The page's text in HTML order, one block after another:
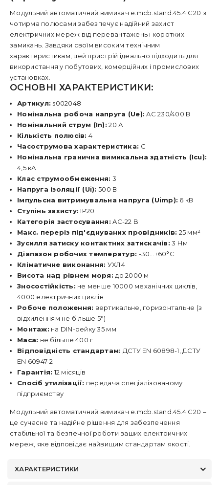
Модульний автоматичний вимикач e.mcb.stand.45.4.C20 з
чотирма полюсами забезпечує надійний захист
електричних мереж від перевантажень і коротких
замикань. Завдяки своїм високим технічним
характеристикам, цей пристрій ідеально підходить для
використання у побутових, комерційних і промислових
установках.
ОСНОВНІ ХАРАКТЕРИСТИКИ:
Артикул: s002048
Номінальна робоча напруга (Ue): AC 230/400 В
Номінальний струм (In): 20 А
Кількість полюсів: 4
Часострумова характеристика: C
Номінальна гранична вимикальна здатність (Icu):
4,5 кА
Клас струмообмеження: 3
Напруга ізоляції (Ui): 500 В
Імпульсна витримувальна напруга (Uimp): 6 кВ
Ступінь захисту: IP20
Категорія застосування: AC-22 B
Макс. переріз під'єднуваних провідників: 25 мм²
Зусилля затиску контактних затискачів: 3 Нм
Діапазон робочих температур: -30…+60°C
Кліматичне виконання: УХЛ4
Висота над рівнем моря: до 2000 м
Зносостійкість: не менше 10000 механічних циклів,
4000 електричних циклів
Робоче положення: вертикальне, горизонтальне (з
відхиленням не більше 5°)
Монтаж: на DIN-рейку 35 мм
Маса: не більше 400 г
Відповідність стандартам: ДСТУ EN 60898-1, ДСТУ
EN 60947-2
Гарантія: 12 місяців
Спосіб утилізації: передача спеціалізованому
підприємству
Модульний автоматичний вимикач e.mcb.stand.45.4.C20 –
це сучасне та надійне рішення для забезпечення
стабільної та безпечної роботи ваших електричних
мереж, яке відповідає найвищим стандартам якості.
ХАРАКТЕРИСТИКИ